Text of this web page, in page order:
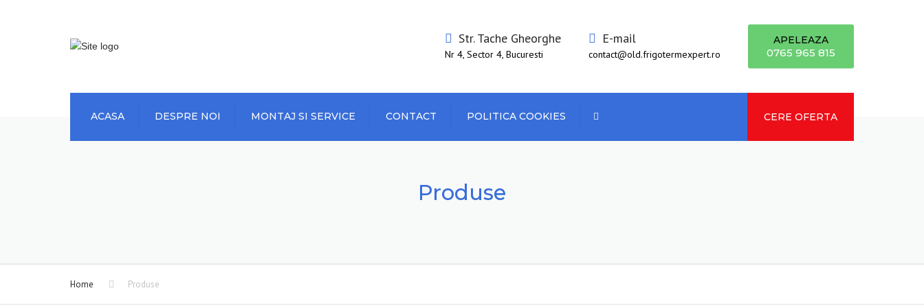
Str. Tache Gheorghe
Nr 4, Sector 4, Bucuresti
E-mail
contact@old.frigotermexpert.ro
APELEAZA
0765 965 815
ACASA DESPRE NOI MONTAJ SI SERVICE CONTACT POLITICA COOKIES CERE OFERTA
Produse
Home Produse